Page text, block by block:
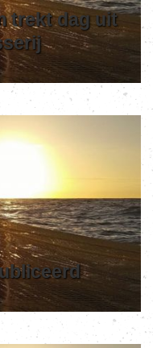
trekt dag uit